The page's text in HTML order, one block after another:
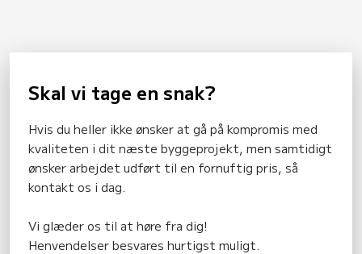
Skal vi tage en snak?
Hvis du heller ikke ønsker at gå på kompromis med
kvaliteten i dit næste byggeprojekt, men samtidigt
ønsker arbejdet udført til en fornuftig pris, så
kontakt os i dag.
Vi glæder os til at høre fra dig!
Henvendelser besvares hurtigst muligt.